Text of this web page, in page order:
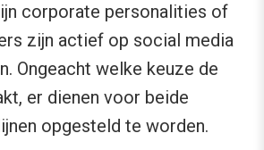
corporate personalities of
zijn actief op social media
Ongeacht welke keuze de
er dienen voor beide
opgesteld te worden.